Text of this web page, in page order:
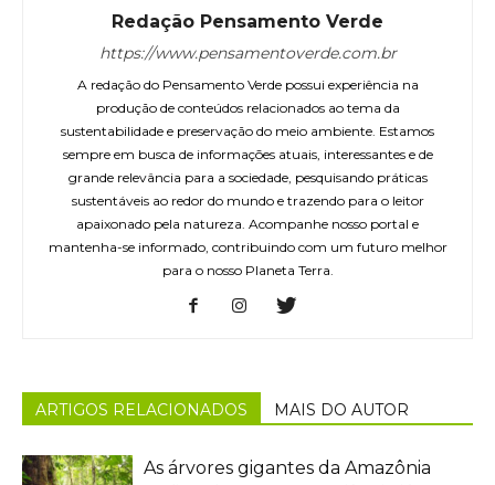
Redação Pensamento Verde
https://www.pensamentoverde.com.br
A redação do Pensamento Verde possui experiência na
produção de conteúdos relacionados ao tema da
sustentabilidade e preservação do meio ambiente. Estamos
sempre em busca de informações atuais, interessantes e de
grande relevância para a sociedade, pesquisando práticas
sustentáveis ao redor do mundo e trazendo para o leitor
apaixonado pela natureza. Acompanhe nosso portal e
mantenha-se informado, contribuindo com um futuro melhor
para o nosso Planeta Terra.
ARTIGOS RELACIONADOS MAIS DO AUTOR
As árvores gigantes da Amazônia